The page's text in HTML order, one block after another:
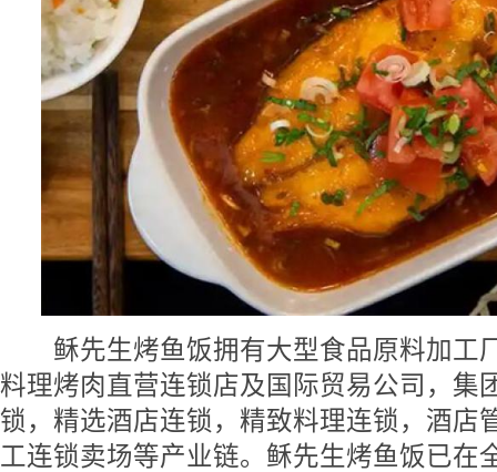
稣先生烤鱼饭拥有大型食品原料加工
料理烤肉直营连锁店及国际贸易公司，集
锁，精选酒店连锁，精致料理连锁，酒店
工连锁卖场等产业链。 稣先生烤鱼饭已在